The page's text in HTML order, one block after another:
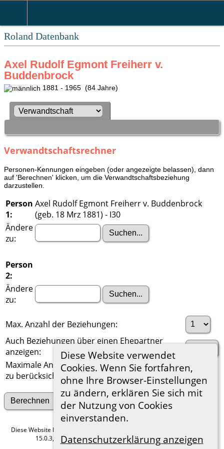
Roland Datenbank
Diese Website verwendet
Cookies. Wenn Sie fortfahren,
ohne Ihre Browser-Einstellungen
zu ändern, erklären Sie sich mit
der Nutzung von Cookies
einverstanden.
Datenschutzerklärung anzeigen
Axel Rudolf Egmont Freiherr v.
Buddenbrock
1881 - 1965 (84 Jahre)
Verwandtschaftsrechner
Personen-Kennungen eingeben (oder angezeigte belassen), dann
auf 'Berechnen' klicken, um die Verwandtschaftsbeziehung
darzustellen.
Person
1:
Axel Rudolf Egmont Freiherr v. Buddenbrock
(geb. 18 Mrz 1881) - I30
Ändere
zu:
Person
2:
Ändere
zu:
Max. Anzahl der Beziehungen:
Auch Beziehungen über einen Ehepartner
anzeigen:
Maximale Anzahl der
zu berücksichtigenden Generationen:
Suche nach anderen Verbindungen
Diese Website läuft mit
15.0.3, programmiert von Darrin Lythgoe © 2001-2026.